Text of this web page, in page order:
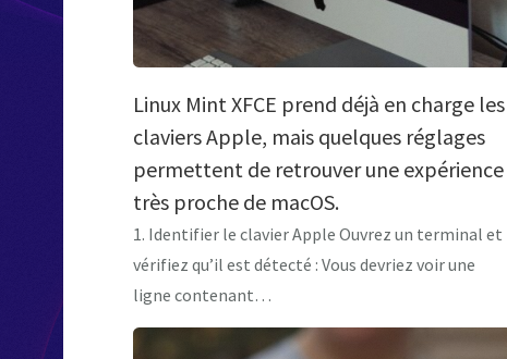
Linux Mint XFCE prend déjà en charge les
claviers Apple, mais quelques réglages
permettent de retrouver une expérience
très proche de macOS.
1. Identifier le clavier Apple Ouvrez un terminal et
vérifiez qu’il est détecté : Vous devriez voir une
ligne contenant…